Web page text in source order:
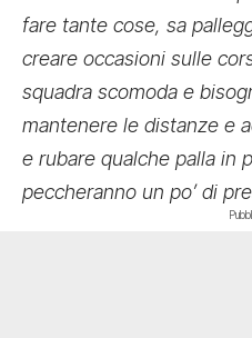
fare tante cose, sa
creare occasioni sulle
squadra scomoda e
mantenere le distanze e
e rubare qualche palla in
peccheranno un po’ di